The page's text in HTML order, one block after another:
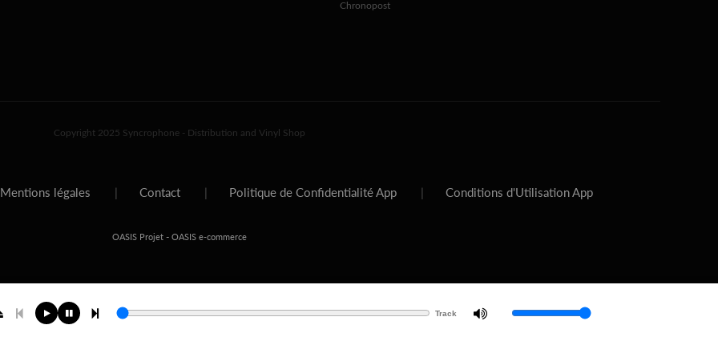
Chronopost
Copyright 2025 Syncrophone - Distribution and Vinyl Shop
Mentions légales | Contact | Politique de Confidentialité App | Conditions d'Utilisation App
OASIS Projet - OASIS e-commerce
Track